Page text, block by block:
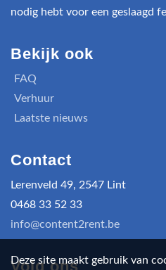
Deze site maakt gebruik van
nodig hebt voor een geslaagd
Bekijk ook
FAQ
Verhuur
Laatste nieuws
Contact
Lerenveld 49, 2547 Lint
0468 33 52 33
info@content2rent.be
Volg ons